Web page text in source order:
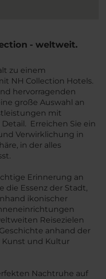
- weltweit.
zu einem
NH Collection Hotels.
hervorragenden
große Auswahl an
mit
Erreichen Sie ein
Verwirklichung in
in der alles
Erinnerung an
die Essenz der Stadt,
ikonischer
Reisezielen
anhand der
Kunst und Kultur
Nachtruhe auf